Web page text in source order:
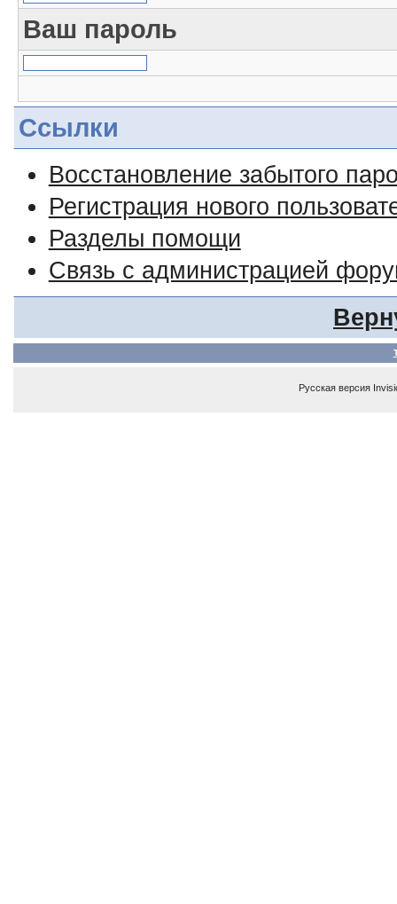
Ваш пароль
Ссылки
Восстановление забытого
Регистрация нового
Разделы помощи
Связь с администрацией
Русская версия